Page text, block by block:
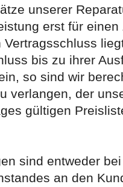
unserer
erst für
bis zu ihrer
so sind wir
verlangen, der
gültigen
sind entweder
an den